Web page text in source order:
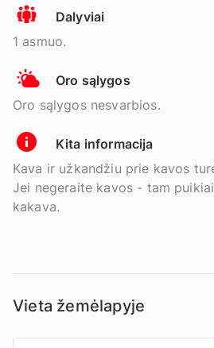
Dalyviai
1 asmuo.
Oro sąlygos
Oro sąlygos nesvarbios.
Kita informacija
Kava ir užkandžiu prie kavos
Jei negeraite kavos - tam
kakava.
Vieta žemėlapyje